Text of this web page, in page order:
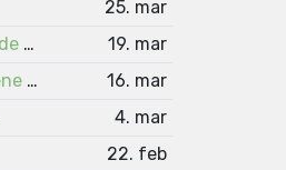
25. mar
Referat fra bestyrelsesmøde 4. marts
19. mar
Video - sådan bruges bådene på Viborgsøerne
16. mar
4. mar
22. feb